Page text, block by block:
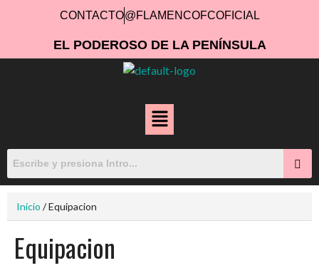
CONTACTO@FLAMENCOFCOFICIAL
EL PODEROSO DE LA PENÍNSULA
Inicio / Equipacion
Equipacion